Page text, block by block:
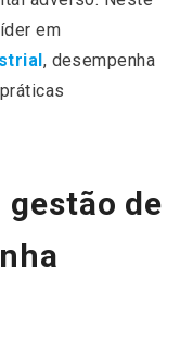
em
, desempenha
de